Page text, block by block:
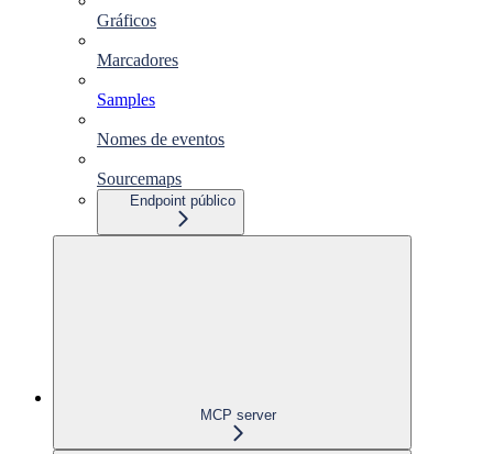
Gráficos
Marcadores
Samples
Nomes de eventos
Sourcemaps
Endpoint público
MCP server